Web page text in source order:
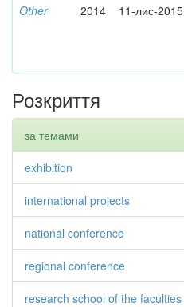
Other 2014 11-лис-2015
Розкриття
за темами
exhibition
international projects
national conference
regional conference
research school of the faculties